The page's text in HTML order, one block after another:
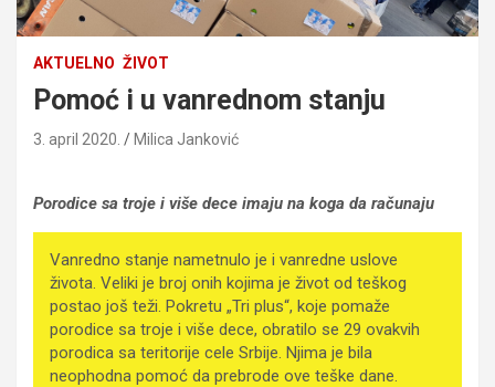
AKTUELNO ŽIVOT
Pomoć i u vanrednom stanju
3. april 2020. Milica Janković
Porodice sa troje i više dece imaju na koga da računaju
Vanredno stanje nametnulo je i vanredne uslove
života. Veliki je broj onih kojima je život od teškog
postao još teži. Pokretu „Tri plus“, koje pomaže
porodice sa troje i više dece, obratilo se 29 ovakvih
porodica sa teritorije cele Srbije. Njima je bila
neophodna pomoć da prebrode ove teške dane.